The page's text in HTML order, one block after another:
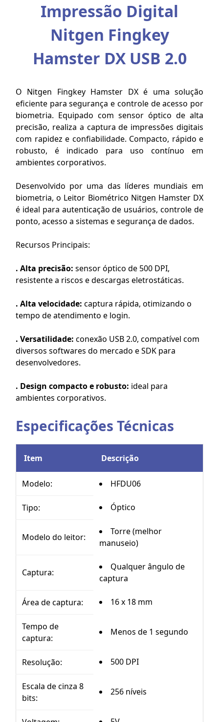
Impressão Digital
Nitgen Fingkey
Hamster DX USB 2.0
O Nitgen Fingkey Hamster DX é uma solução
eficiente para segurança e controle de acesso por
biometria. Equipado com sensor óptico de alta
precisão, realiza a captura de impressões digitais
com rapidez e confiabilidade. Compacto, rápido e
robusto, é indicado para uso contínuo em
ambientes corporativos.
Desenvolvido por uma das líderes mundiais em
biometria, o Leitor Biométrico Nitgen Hamster DX
é ideal para autenticação de usuários, controle de
ponto, acesso a sistemas e segurança de dados.
Recursos Principais:
. Alta precisão: sensor óptico de 500 DPI,
resistente a riscos e descargas eletrostáticas.
. Alta velocidade: captura rápida, otimizando o
tempo de atendimento e login.
. Versatilidade: conexão USB 2.0, compatível com
diversos softwares do mercado e SDK para
desenvolvedores.
. Design compacto e robusto: ideal para
ambientes corporativos.
Especificações Técnicas
Item Descrição
Modelo: HFDU06
Tipo: Óptico
Modelo do leitor:
Torre (melhor
manuseio)
Captura:
Qualquer ângulo de
captura
Área de captura: 16 x 18 mm
Tempo de
captura:
Menos de 1 segundo
Resolução: 500 DPI
Escala de cinza 8
bits:
256 níveis